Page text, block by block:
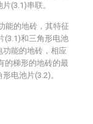
(3.1)串联。
能的地砖，其特征
(3.1)和三角形电池
功能的地砖，相应
的梯形的地砖的最
电池片(3.2)。